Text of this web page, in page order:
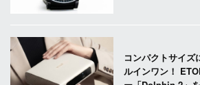
コンパクトサイズ
ルインワン！